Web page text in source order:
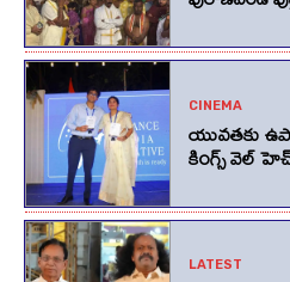
CINEMA
యువతకు
కింగ్స్‌ వెల్‌
LATEST